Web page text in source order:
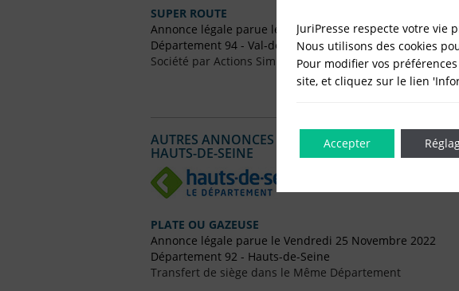
SUPER ROUTE
Annonce légale parue le Vendredi 25 Septembre 2015
Département 94 - Val-de-Marne
Société par Actions Simplifiées Unipersonnelle (SASU)
AUTRES ANNONCES LÉGALES PUBLIÉES EN
HAUTS-DE-SEINE
PLATE OU GAZEUSE
Annonce légale parue le Vendredi 25 Novembre 2022
Département 92 - Hauts-de-Seine
Transfert de siège dans le Même Département
JuriPresse respecte votre vie
Nous utilisons des cookies
Pour modifier vos
site, et cliquez sur le lien
Accepter